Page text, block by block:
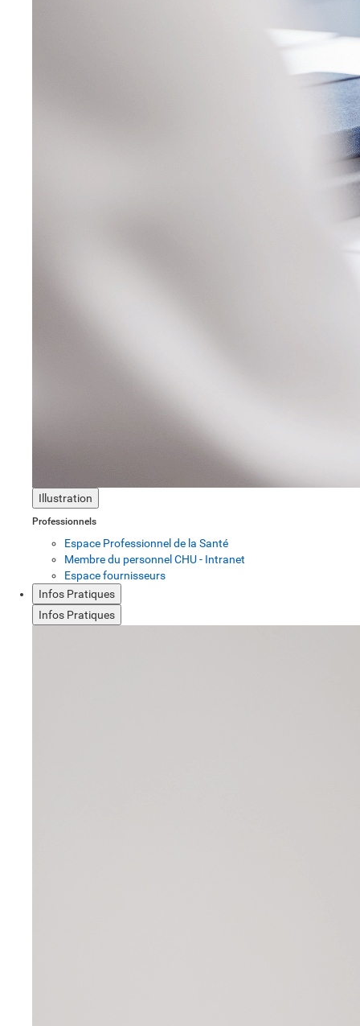
Illustration
Professionnels
Espace Professionnel de la Santé
Membre du personnel CHU - Intranet
Espace fournisseurs
Infos Pratiques
Infos Pratiques